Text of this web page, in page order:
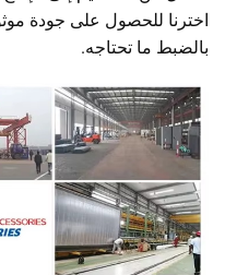
اخترنا للحصول على جودة
بالضبط ما تحتاجه.